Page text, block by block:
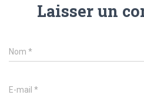
Laisser un
Nom *
E-mail *